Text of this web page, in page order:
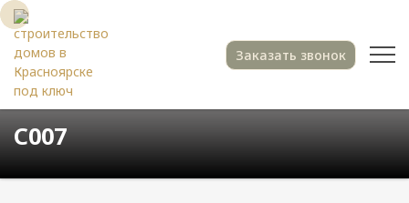
Заказать звонок
С007